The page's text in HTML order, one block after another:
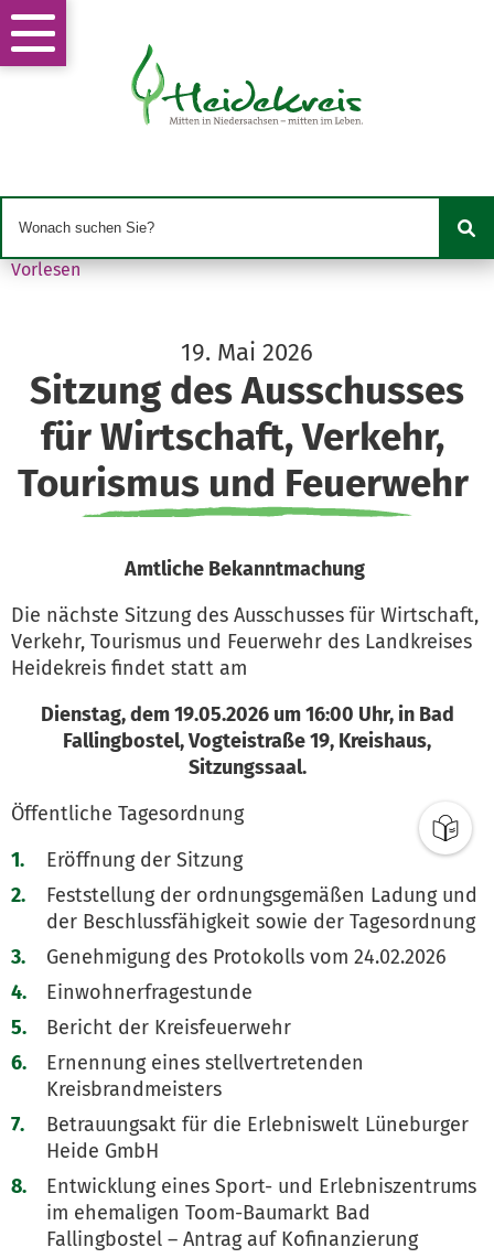
Vorlesen
19. Mai 2026
Sitzung des Ausschusses
für Wirtschaft, Verkehr,
Tourismus und Feuerwehr
Amtliche Bekanntmachung
Die nächste Sitzung des Ausschusses für Wirtschaft,
Verkehr, Tourismus und Feuerwehr des Landkreises
Heidekreis findet statt am
Dienstag, dem 19.05.2026 um 16:00 Uhr, in Bad
Fallingbostel, Vogteistraße 19, Kreishaus,
Sitzungssaal.
Öffentliche Tagesordnung
Eröffnung der Sitzung
Feststellung der ordnungsgemäßen Ladung und
der Beschlussfähigkeit sowie der Tagesordnung
Genehmigung des Protokolls vom 24.02.2026
Einwohnerfragestunde
Bericht der Kreisfeuerwehr
Ernennung eines stellvertretenden
Kreisbrandmeisters
Betrauungsakt für die Erlebniswelt Lüneburger
Heide GmbH
Entwicklung eines Sport- und Erlebniszentrums
im ehemaligen Toom-Baumarkt Bad
Fallingbostel – Antrag auf Kofinanzierung